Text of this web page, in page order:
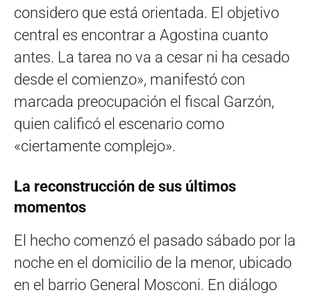
considero que está orientada. El objetivo
central es encontrar a Agostina cuanto
antes. La tarea no va a cesar ni ha cesado
desde el comienzo», manifestó con
marcada preocupación el fiscal Garzón,
quien calificó el escenario como
«ciertamente complejo».
La reconstrucción de sus últimos
momentos
El hecho comenzó el pasado sábado por la
noche en el domicilio de la menor, ubicado
en el barrio General Mosconi. En diálogo